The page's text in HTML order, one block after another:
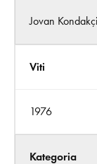
Jovan Kondakçi
Viti
1976
Kategoria